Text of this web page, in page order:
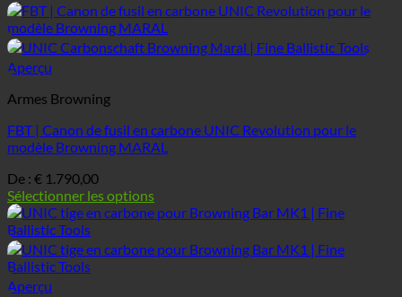
Aperçu
Armes Browning
FBT | Canon de fusil en carbone UNIC Revolution pour le
modèle Browning MARAL
De : € 1.790,00
Sélectionner les options
Aperçu